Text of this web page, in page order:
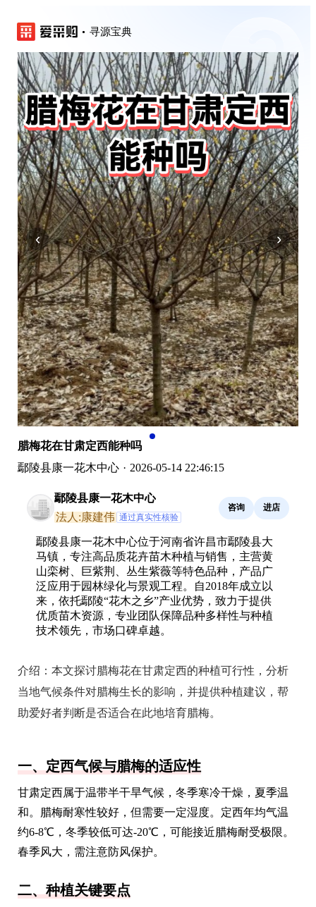
寻源宝典
‹ ›
腊梅花在甘肃定西能种吗
鄢陵县康一花木中心 · 2026-05-14 22:46:15
鄢陵县康一花木中心
法人:康建伟 通过真实性核验
咨询 进店
鄢陵县康一花木中心位于河南省许昌市鄢陵县大
马镇，专注高品质花卉苗木种植与销售，主营黄
山栾树、巨紫荆、丛生紫薇等特色品种，产品广
泛应用于园林绿化与景观工程。自2018年成立以
来，依托鄢陵“花木之乡”产业优势，致力于提供
优质苗木资源，专业团队保障品种多样性与种植
技术领先，市场口碑卓越。
介绍： 本文探讨腊梅花在甘肃定西的种植可行性，分析
当地气候条件对腊梅生长的影响，并提供种植建议，帮
助爱好者判断是否适合在此地培育腊梅。
一、定西气候与腊梅的适应性
甘肃定西属于温带半干旱气候，冬季寒冷干燥，夏季温
和。腊梅耐寒性较好，但需要一定湿度。定西年均气温
约6-8℃，冬季较低可达-20℃，可能接近腊梅耐受极限。
春季风大，需注意防风保护。
二、种植关键要点